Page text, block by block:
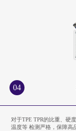
04
对于TPE TPR的比重、硬
温度等 检测严格，保障高